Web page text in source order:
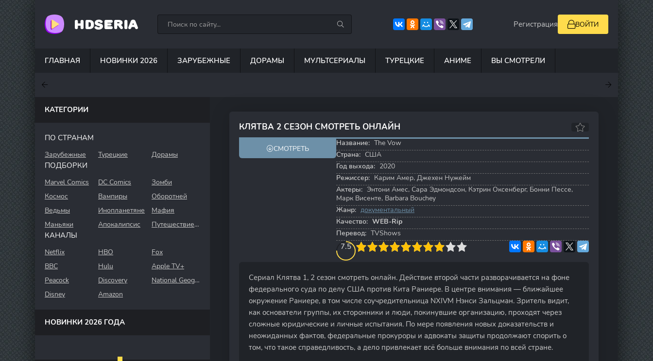
HDSERIA Регистрация ВОЙТИ
ГЛАВНАЯ НОВИНКИ 2026 ЗАРУБЕЖНЫЕ ДОРАМЫ МУЛЬТСЕРИАЛЫ ТУРЕЦКИЕ АНИМЕ ВЫ СМОТРЕЛИ
7.8
КЛЯТВА 2 СЕЗОН СМОТРЕТЬ ОНЛАЙН
7.1 7.0
СМОТРЕТЬ
Название: The Vow
Страна: США
Год выхода: 2020
Режиссер: Карим Амер, Джехен Нужейм
Актеры: Энтони Амес, Сара Эдмондсон, Кэтрин Оксенберг, Бонни Пессе,
Марк Висенте, Barbara Bouchey
Жанр: документальный
Качество: WEB-Rip
Перевод: TVShows
7.5
4 5 6 7 8 9 10
Сериал Клятва 1, 2 сезон смотреть онлайн. Действие второй части разворачивается на фоне
федерального суда по делу США против Кита Раниере. В центре внимания — ближайшее
окружение Раниере, в том числе соучредительница NXIVM Нэнси Зальцман. Зритель видит,
как основатели группы, их сторонники и люди, покинувшие организацию, проходят через
сложные юридические и личные испытания. По мере появления новых доказательств и
неожиданных фактов, федеральные прокуроры и адвокаты защиты продолжают спорить о
том, что такое справедливость, а дело привлекает всё больше внимания по всей стране.
КАТЕГОРИИ
ПО СТРАНАМ
Зарубежные Турецкие Дорамы
ПОДБОРКИ
Marvel Comics DC Comics
Зомби
Космос
Вампиры
Оборотней
Ведьмы
Инопланетяне
Мафия
Маньяки
Апокалипсис Путешествие во времени
КАНАЛЫ
Netflix HBO
Fox
BBC
Hulu
Apple TV+
Peacock
Discovery
National Geographic
Disney
Amazon
НОВИНКИ 2026 ГОДА